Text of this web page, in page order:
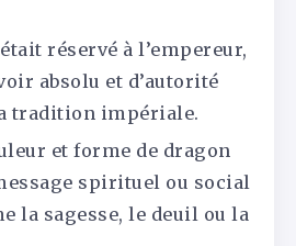
réservé à l’empereur,
absolu et d’autorité
tradition impériale.
et forme de dragon
spirituel ou social
la sagesse, le deuil ou la